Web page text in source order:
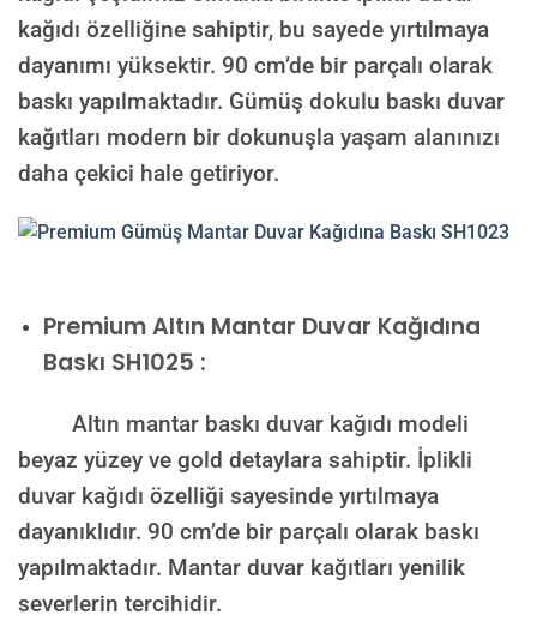
kağıdı özelliğine sahiptir, bu sayede yırtılmaya
dayanımı yüksektir. 90 cm’de bir parçalı olarak
baskı yapılmaktadır. Gümüş dokulu baskı duvar
kağıtları modern bir dokunuşla yaşam alanınızı
daha çekici hale getiriyor.
PremiumAltın Mantar Duvar Kağıdına
Baskı SH1025 :
Altın mantar baskı duvar kağıdı modeli
beyaz yüzey ve gold detaylara sahiptir. İplikli
duvar kağıdı özelliği sayesinde yırtılmaya
dayanıklıdır. 90 cm’de bir parçalı olarak baskı
yapılmaktadır. Mantar duvar kağıtları yenilik
severlerin tercihidir.